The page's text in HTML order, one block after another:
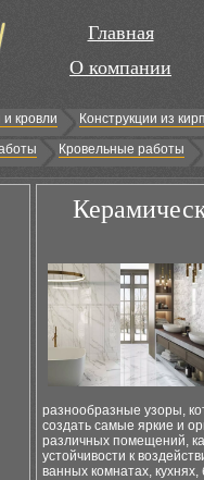
Главная
О компании
кровли Конструкции из
Кровельные работы
разнообразные узоры,
создать самые яркие и
различных помещений,
устойчивости к
ванных комнатах,